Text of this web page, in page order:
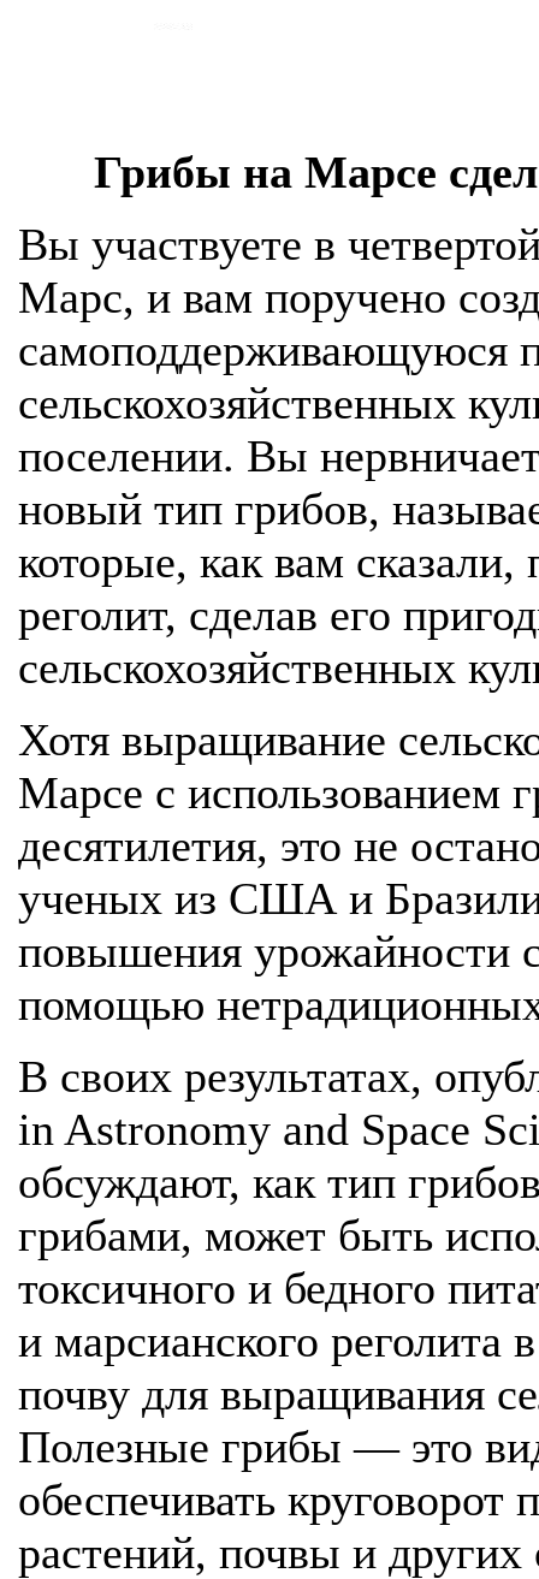
Грибы на Марсе
Вы участвуете в
Марс, и вам поручено
самоподдерживающуюся
сельскохозяйственных
поселении. Вы
новый тип грибов,
которые, как вам
реголит, сделав его
сельскохозяйственных
Хотя выращивание
Марсе с использованием
десятилетия, это не
ученых из США и
повышения урожайности
помощью
В своих результатах,
in Astronomy and Space
обсуждают, как тип
грибами, может быть
токсичного и бедного
и марсианского реголита
почву для выращивания
Полезные грибы — это
обеспечивать
растений, почвы и других